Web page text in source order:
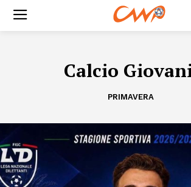
Calcio
PRIMAVERA